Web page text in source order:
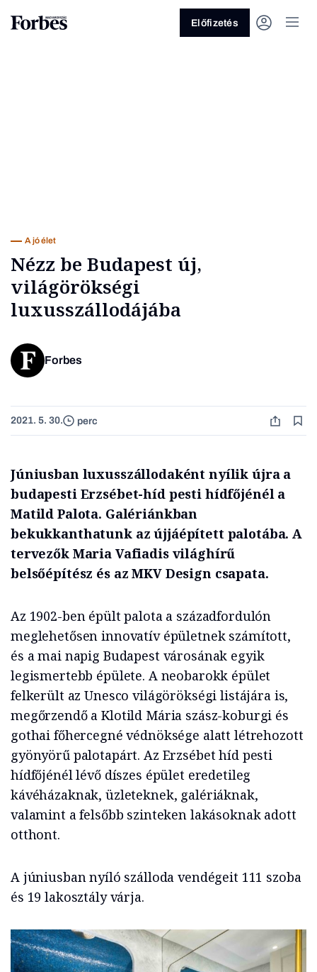
Előfizetés
A jó élet
Nézz be Budapest új,
világörökségi
luxusszállodájába
Forbes
2021. 5. 30. perc
Júniusban luxusszállodaként nyílik újra a
budapesti Erzsébet-híd pesti hídfőjénél a
Matild Palota. Galériánkban
bekukkanthatunk az újjáépített palotába. A
tervezők Maria Vafiadis világhírű
belsőépítész és az MKV Design csapata.
Az 1902-ben épült palota a századfordulón
meglehetősen innovatív épületnek számított,
és a mai napig Budapest városának egyik
legismertebb épülete. A neobarokk épület
felkerült az Unesco világörökségi listájára is,
megőrzendő a Klotild Mária szász-koburgi és
gothai főhercegné védnöksége alatt létrehozott
gyönyörű palotapárt. Az Erzsébet híd pesti
hídfőjénél lévő díszes épület eredetileg
kávéházaknak, üzleteknek, galériáknak,
valamint a felsőbb szinteken lakásoknak adott
otthont.
A júniusban nyíló szálloda vendégeit 111 szoba
és 19 lakosztály várja.